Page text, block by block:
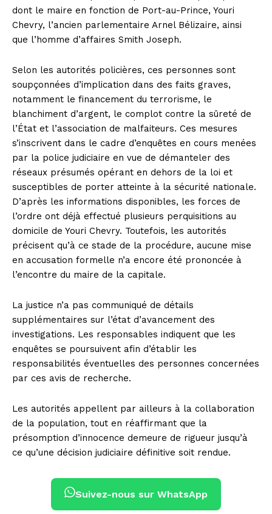
dont le maire en fonction de Port-au-Prince, Youri
Chevry, l’ancien parlementaire Arnel Bélizaire, ainsi
que l’homme d’affaires Smith Joseph.
Selon les autorités policières, ces personnes sont
soupçonnées d’implication dans des faits graves,
notamment le financement du terrorisme, le
blanchiment d’argent, le complot contre la sûreté de
l’État et l’association de malfaiteurs. Ces mesures
s’inscrivent dans le cadre d’enquêtes en cours menées
par la police judiciaire en vue de démanteler des
réseaux présumés opérant en dehors de la loi et
susceptibles de porter atteinte à la sécurité nationale.
D’après les informations disponibles, les forces de
l’ordre ont déjà effectué plusieurs perquisitions au
domicile de Youri Chevry. Toutefois, les autorités
précisent qu’à ce stade de la procédure, aucune mise
en accusation formelle n’a encore été prononcée à
l’encontre du maire de la capitale.
La justice n’a pas communiqué de détails
supplémentaires sur l’état d’avancement des
investigations. Les responsables indiquent que les
enquêtes se poursuivent afin d’établir les
responsabilités éventuelles des personnes concernées
par ces avis de recherche.
Les autorités appellent par ailleurs à la collaboration
de la population, tout en réaffirmant que la
présomption d’innocence demeure de rigueur jusqu’à
ce qu’une décision judiciaire définitive soit rendue.
Suivez-nous sur WhatsApp